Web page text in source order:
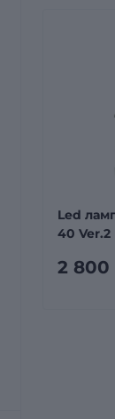
Led
40 Ver.2
2 800